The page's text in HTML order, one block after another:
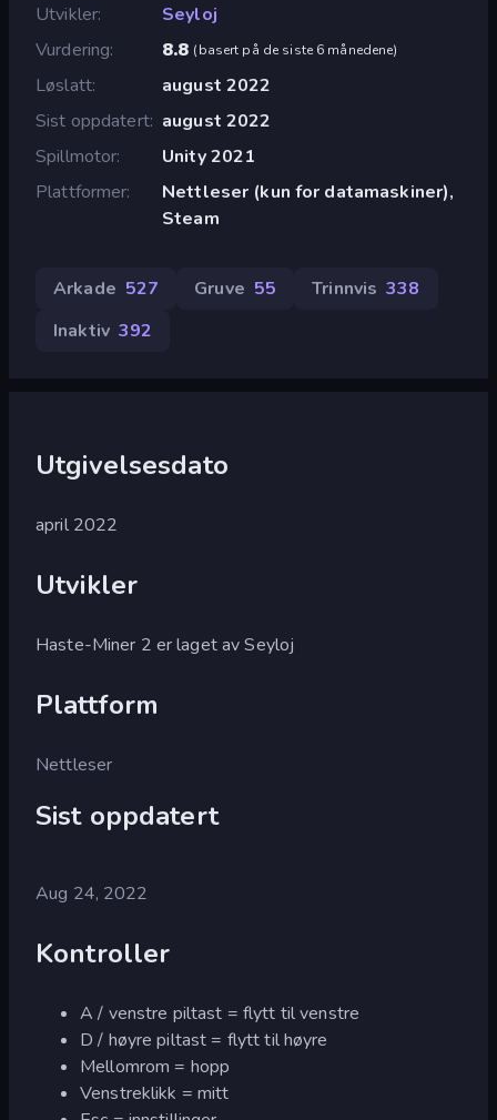
Utvikler
Seyloj
Vurdering
8.8 (basert på de siste 6 månedene)
Løslatt
august 2022
Sist oppdatert august 2022
Spillmotor
Unity 2021
Plattformer
Nettleser (kun for datamaskiner),
Steam
Arkade 527 Gruve 55 Trinnvis 338
Inaktiv 392
Utgivelsesdato
april 2022
Utvikler
Haste-Miner 2 er laget av Seyloj
Plattform
Nettleser
Sist oppdatert
Aug 24, 2022
Kontroller
A / venstre piltast = flytt til venstre
D / høyre piltast = flytt til høyre
Mellomrom = hopp
Venstreklikk = mitt